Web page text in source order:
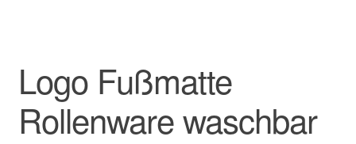
Logo Fußmatte
Rollenware waschbar